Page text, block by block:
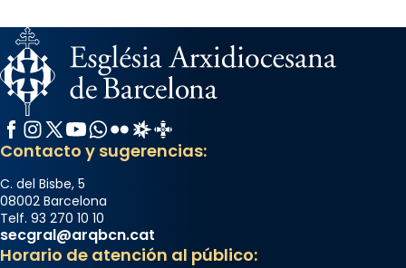
Facebook
Instagram
X / Twitter
YouTube
WhatsApp
FlickrRadio Estel
Catalunya Cristiana
Contacto y sugerencias:
C. del Bisbe, 5
08002 Barcelona
Telf. 93 270 10 10
secgral@arqbcn.cat
Horario de atención al público: